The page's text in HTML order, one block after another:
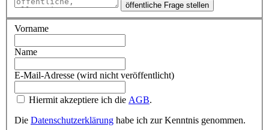
öffentliche Frage stellen
Vorname
Name
E-Mail-Adresse (wird nicht veröffentlicht)
Hiermit akzeptiere ich die AGB.
Die Datenschutzerklärung habe ich zur Kenntnis genommen.